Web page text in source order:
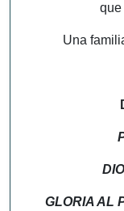
que
Una
GLORIA AL